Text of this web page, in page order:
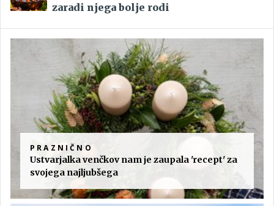
zaradi njega bolje rodi
PRAZNIČNO
Ustvarjalka venčkov nam je zaupala 'recept' za
svojega najljubšega